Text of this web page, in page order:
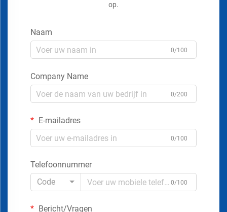
op.
Naam
0/100
Company Name
0/200
E-mailadres
0/100
Telefoonnummer
Code
0/100
Bericht/Vragen